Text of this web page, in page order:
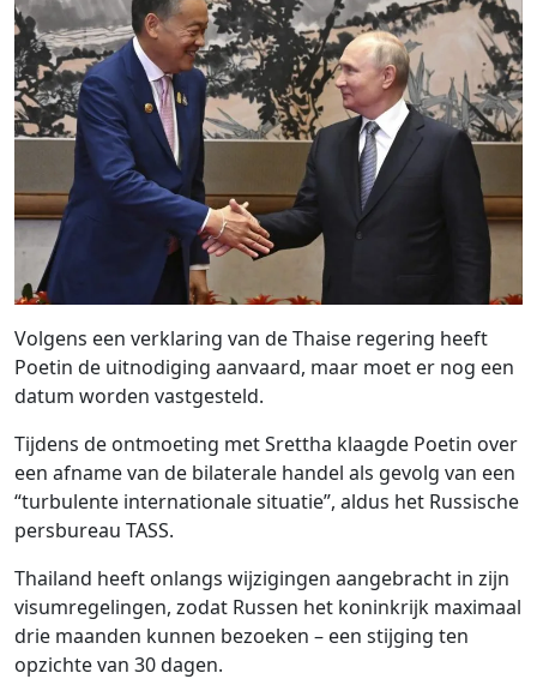
Volgens een verklaring van de Thaise regering heeft
Poetin de uitnodiging aanvaard, maar moet er nog een
datum worden vastgesteld.
Tijdens de ontmoeting met Srettha klaagde Poetin over
een afname van de bilaterale handel als gevolg van een
“turbulente internationale situatie”, aldus het Russische
persbureau TASS.
Thailand heeft onlangs wijzigingen aangebracht in zijn
visumregelingen, zodat Russen het koninkrijk maximaal
drie maanden kunnen bezoeken – een stijging ten
opzichte van 30 dagen.